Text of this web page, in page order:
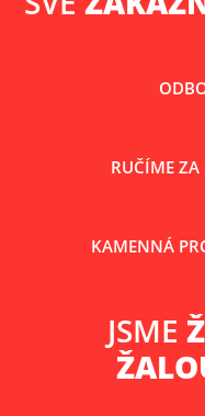
RUČÍME ZA
KAMENNÁ
JSME